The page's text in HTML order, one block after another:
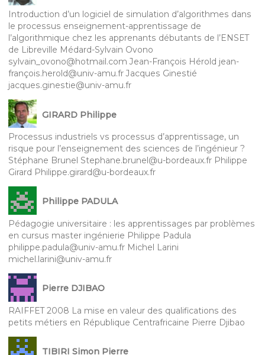
Introduction d’un logiciel de simulation d’algorithmes dans
le processus enseignement-apprentissage de
l’algorithmique chez les apprenants débutants de l’ENSET
de Libreville Médard-Sylvain Ovono
sylvain_ovono@hotmail.com Jean-François Hérold jean-
françois.herold@univ-amu.fr Jacques Ginestié
jacques.ginestie@univ-amu.fr
GIRARD Philippe
Processus industriels vs processus d’apprentissage, un
risque pour l’enseignement des sciences de l’ingénieur ?
Stéphane Brunel Stephane.brunel@u-bordeaux.fr Philippe
Girard Philippe.girard@u-bordeaux.fr
Philippe PADULA
Pédagogie universitaire : les apprentissages par problèmes
en cursus master ingénierie Philippe Padula
philippe.padula@univ-amu.fr Michel Larini
michel.larini@univ-amu.fr
Pierre DJIBAO
RAIFFET 2008 La mise en valeur des qualifications des
petits métiers en République Centrafricaine Pierre Djibao
TIBIRI Simon Pierre